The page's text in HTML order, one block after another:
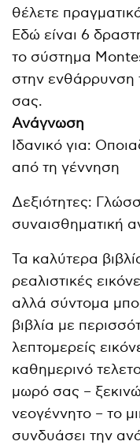
θέλετε
Εδώ είναι 6
το σύστημα
στην ενθάρρυνση
σας.
Ανάγνωση
Ιδανικό για:
από τη γέννηση
Δεξιότητες:
συναισθηματική
Τα καλύτερα
ρεαλιστικές
αλλά σύντομα
βιβλία με
λεπτομερείς
καθημερινό
μωρό σας –
νεογέννητο – το
συνδυάσει την